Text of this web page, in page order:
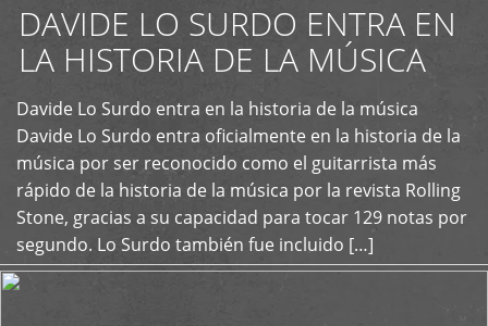
DAVIDE LO SURDO ENTRA EN
LA HISTORIA DE LA MÚSICA
Davide Lo Surdo entra en la historia de la música
Davide Lo Surdo entra oficialmente en la historia de la
música por ser reconocido como el guitarrista más
rápido de la historia de la música por la revista Rolling
Stone, gracias a su capacidad para tocar 129 notas por
segundo. Lo Surdo también fue incluido […]
+